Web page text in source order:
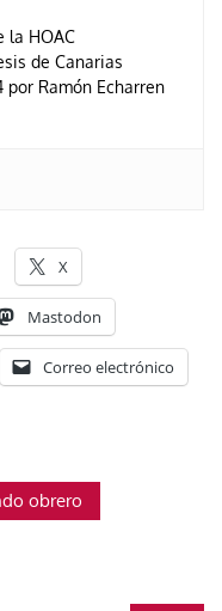
la HOAC
de Canarias
por Ramón Echarren
X
Mastodon
Correo electrónico
obrero